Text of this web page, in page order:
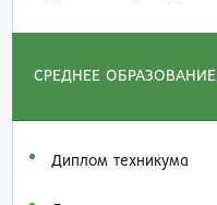
СРЕДНЕЕ ОБРАЗОВАНИЕ
Диплом техникума